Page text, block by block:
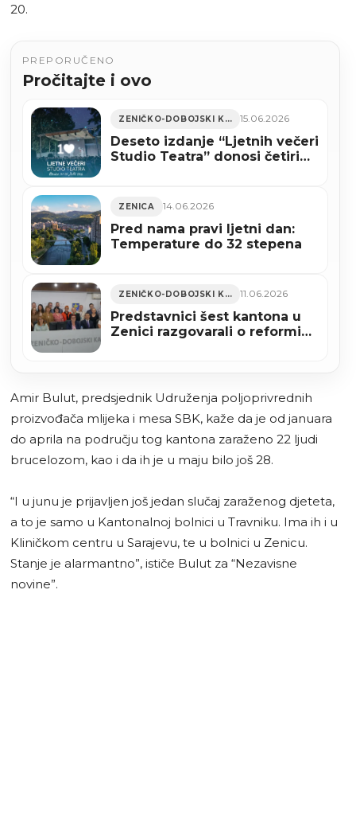
20.
PREPORUČENO
Pročitajte i ovo
ZENIČKO-DOBOJSKI KANTON 15.06.2026
Deseto izdanje “Ljetnih večeri
Studio Teatra” donosi četiri
ZENICA 14.06.2026
Pred nama pravi ljetni dan:
Temperature do 32 stepena
ZENIČKO-DOBOJSKI KANTON 11.06.2026
Predstavnici šest kantona u
Zenici razgovarali o reformi
Amir Bulut, predsjednik Udruženja poljoprivrednih
proizvođača mlijeka i mesa SBK, kaže da je od januara
do aprila na području tog kantona zaraženo 22 ljudi
brucelozom, kao i da ih je u maju bilo još 28.
“I u junu je prijavljen još jedan slučaj zaraženog djeteta,
a to je samo u Kantonalnoj bolnici u Travniku. Ima ih i u
Kliničkom centru u Sarajevu, te u bolnici u Zenicu.
Stanje je alarmantno”, ističe Bulut za “Nezavisne
novine”.